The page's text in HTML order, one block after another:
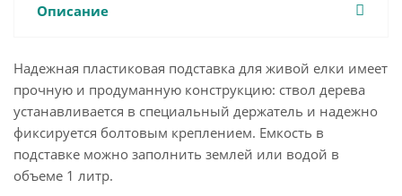
Описание
Надежная пластиковая подставка для живой елки имеет
прочную и продуманную конструкцию: ствол дерева
устанавливается в специальный держатель и надежно
фиксируется болтовым креплением. Емкость в
подставке можно заполнить землей или водой в
объеме 1 литр.